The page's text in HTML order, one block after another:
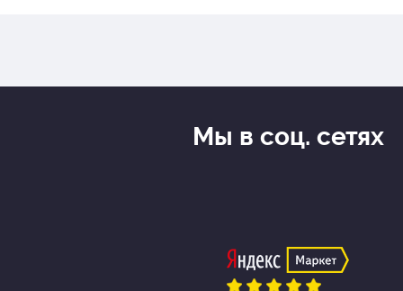
Мы в соц. сетях